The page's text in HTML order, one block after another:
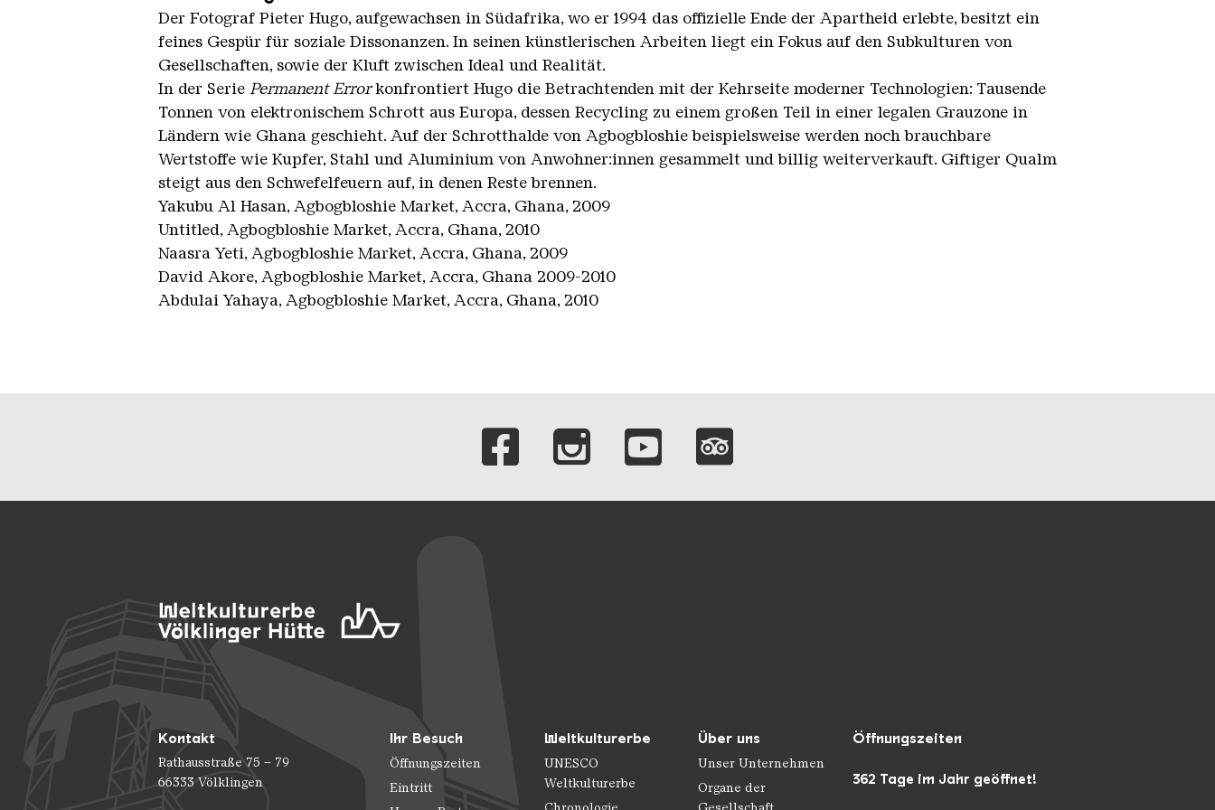
Der Fotograf Pieter Hugo, aufgewachsen in Südafrika, wo er 1994 das offizielle Ende der Apartheid erlebte, besitzt ein
feines Gespür für soziale Dissonanzen. In seinen künstlerischen Arbeiten liegt ein Fokus auf den Subkulturen von
Gesellschaften, sowie der Kluft zwischen Ideal und Realität.
In der Serie Permanent Errorkonfrontiert Hugo die Betrachtenden mit der Kehrseite moderner Technologien: Tausende
Tonnen von elektronischem Schrott aus Europa, dessen Recycling zu einem großen Teil in einer legalen Grauzone in
Ländern wie Ghana geschieht. Auf der Schrotthalde von Agbogbloshie beispielsweise werden noch brauchbare
Wertstoffe wie Kupfer, Stahl und Aluminium von Anwohner:innen gesammelt und billig weiterverkauft. Giftiger Qualm
steigt aus den Schwefelfeuern auf, in denen Reste brennen.
Yakubu Al Hasan, Agbogbloshie Market, Accra, Ghana, 2009
Untitled, Agbogbloshie Market, Accra, Ghana, 2010
Naasra Yeti, Agbogbloshie Market, Accra, Ghana, 2009
David Akore, Agbogbloshie Market, Accra, Ghana 2009-2010
Abdulai Yahaya, Agbogbloshie Market, Accra, Ghana, 2010
Verlinkungen zu unseren
Kontakt
Rathausstraße 75 – 79
66333 Völklingen
Ihr Besuch
Öffnungszeiten
Eintritt
Weltkulturerbe
UNESCO
Weltkulturerbe
Über uns
Unser Unternehmen
Organe der
Öffnungszeiten
362 Tage im Jahr geöffnet!